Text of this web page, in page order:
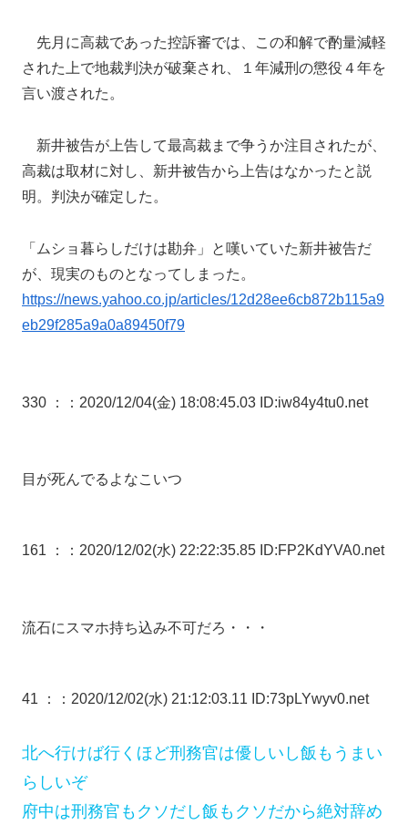
先月に高裁であった控訴審では、この和解で酌量減軽
された上で地裁判決が破棄され、１年減刑の懲役４年を
言い渡された。
新井被告が上告して最高裁まで争うか注目されたが、
高裁は取材に対し、新井被告から上告はなかったと説
明。判決が確定した。
「ムショ暮らしだけは勘弁」と嘆いていた新井被告だ
が、現実のものとなってしまった。
https://news.yahoo.co.jp/articles/12d28ee6cb872b115a9
eb29f285a9a0a89450f79
330 ： ：2020/12/04(金) 18:08:45.03 ID:iw84y4tu0.net
目が死んでるよなこいつ
161 ： ：2020/12/02(水) 22:22:35.85 ID:FP2KdYVA0.net
流石にスマホ持ち込み不可だろ・・・
41 ： ：2020/12/02(水) 21:12:03.11 ID:73pLYwyv0.net
北へ行けば行くほど刑務官は優しいし飯もうまい
らしいぞ
府中は刑務官もクソだし飯もクソだから絶対辞め